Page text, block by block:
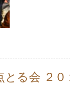
とる会 ２０